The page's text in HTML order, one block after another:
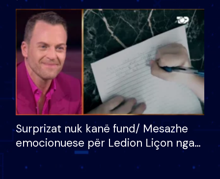
bukura në shtëpinë e BB VIP: Do më
mungojë zilja e mëngjesit kur…
Surprizat nuk kanë fund/ Mesazhe
emocionuese për Ledion Liçon nga
nëna dhe fëmijët e tij, moderatori
nuk i mban dot lotët: Nuk meritoj…